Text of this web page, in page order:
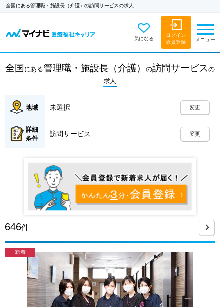
全国にある管理職・施設長（介護）の訪問サービスの求人
気になる
ログイン
会員登録
メニュー
全国 にある管理職・施設長（介護） の訪問サービス の
求人
地域 未選択 変更
詳細
条件
訪問サービス 変更
646件
新着